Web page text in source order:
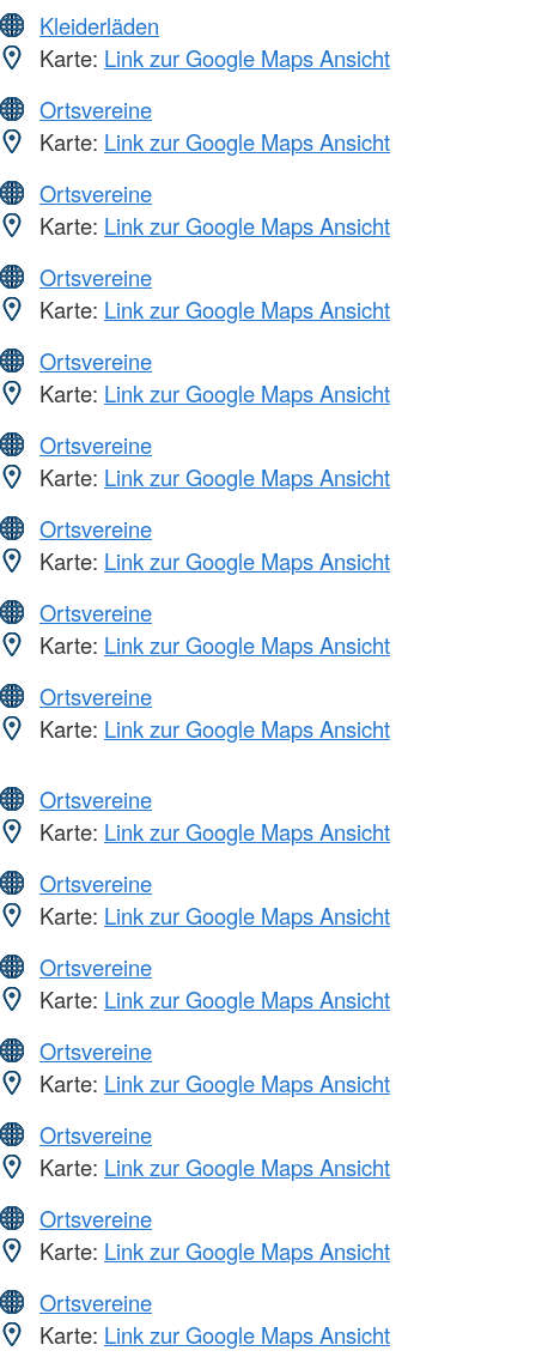
Kleiderläden
Karte: Link zur Google Maps Ansicht
Ortsvereine
Karte: Link zur Google Maps Ansicht
Ortsvereine
Karte: Link zur Google Maps Ansicht
Ortsvereine
Karte: Link zur Google Maps Ansicht
Ortsvereine
Karte: Link zur Google Maps Ansicht
Ortsvereine
Karte: Link zur Google Maps Ansicht
Ortsvereine
Karte: Link zur Google Maps Ansicht
Ortsvereine
Karte: Link zur Google Maps Ansicht
Ortsvereine
Karte: Link zur Google Maps Ansicht
Ortsvereine
Karte: Link zur Google Maps Ansicht
Ortsvereine
Karte: Link zur Google Maps Ansicht
Ortsvereine
Karte: Link zur Google Maps Ansicht
Ortsvereine
Karte: Link zur Google Maps Ansicht
Ortsvereine
Karte: Link zur Google Maps Ansicht
Ortsvereine
Karte: Link zur Google Maps Ansicht
Ortsvereine
Karte: Link zur Google Maps Ansicht